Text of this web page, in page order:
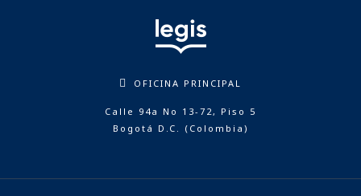
OFICINA PRINCIPAL
Calle 94a No 13-72, Piso 5
Bogotá D.C. (Colombia)